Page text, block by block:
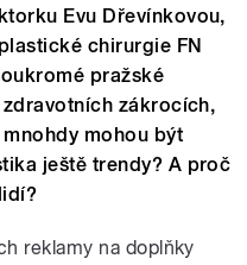
Evu Dřevínkovou,
chirurgie FN
pražské
zákrocích,
mohou být
ještě trendy? A proč
reklamy na doplňky